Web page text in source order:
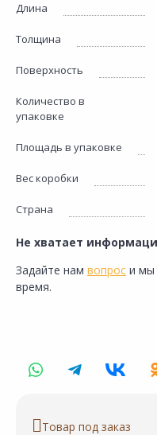
Длина
Толщина
Поверхность
Количество в
упаковке
Площадь в упаковке
Вес коробки
Страна
Не хватает
Задайте нам вопрос и мы
время.
Товар под заказ